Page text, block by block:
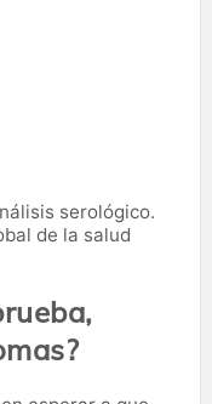
serológico.
de la salud